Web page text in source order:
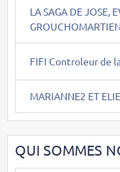
LA SAGA DE JOSE,
FIFI Controleur de
MARIANNE2 ET
QUI SOMMES